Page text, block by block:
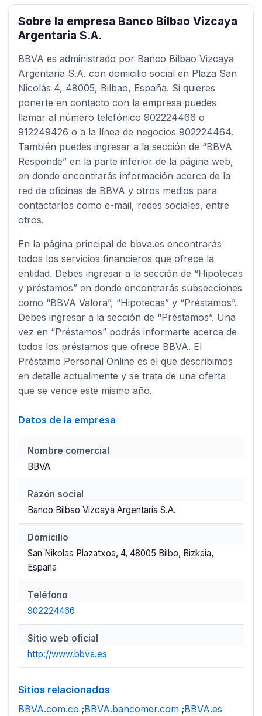
Sobre la empresa Banco Bilbao Vizcaya
Argentaria S.A.
BBVA es administrado por Banco Bilbao Vizcaya
Argentaria S.A. con domicilio social en Plaza San
Nicolás 4, 48005, Bilbao, España. Si quieres
ponerte en contacto con la empresa puedes
llamar al número telefónico 902224466 o
912249426 o a la línea de negocios 902224464.
También puedes ingresar a la sección de “BBVA
Responde” en la parte inferior de la página web,
en donde encontrarás información acerca de la
red de oficinas de BBVA y otros medios para
contactarlos como e-mail, redes sociales, entre
otros.
En la página principal de bbva.es encontrarás
todos los servicios financieros que ofrece la
entidad. Debes ingresar a la sección de “Hipotecas
y préstamos” en donde encontrarás subsecciones
como “BBVA Valora”, “Hipotecas” y “Préstamos”.
Debes ingresar a la sección de “Préstamos”. Una
vez en “Préstamos” podrás informarte acerca de
todos los préstamos que ofrece BBVA. El
Préstamo Personal Online es el que describimos
en detalle actualmente y se trata de una oferta
que se vence este mismo año.
Datos de la empresa
Nombre comercial
BBVA
Razón social
Banco Bilbao Vizcaya Argentaria S.A.
Domicilio
San Nikolas Plazatxoa, 4, 48005 Bilbo, Bizkaia,
España
Teléfono
902224466
Sitio web oficial
http://www.bbva.es
Sitios relacionados
BBVA.com.co ;BBVA.bancomer.com;BBVA.es